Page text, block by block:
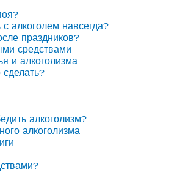
с алкоголем навсегда?
праздников?
средствами
и алкоголизма
алкоголизм?
алкоголизма